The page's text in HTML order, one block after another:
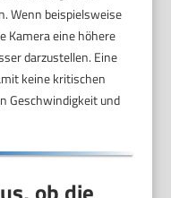
Wenn beispielsweise
Kamera eine höhere
darzustellen. Eine
keine kritischen
Geschwindigkeit und